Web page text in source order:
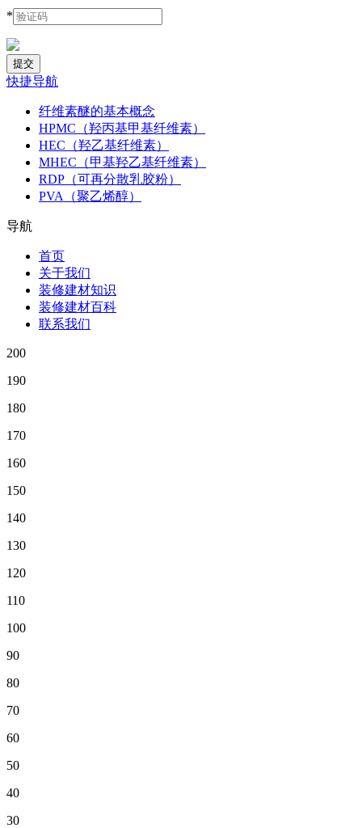
*
快捷导航
纤维素醚的基本概念
HPMC（羟丙基甲基纤维素）
HEC（羟乙基纤维素）
MHEC（甲基羟乙基纤维素）
RDP（可再分散乳胶粉）
PVA（聚乙烯醇）
导航
首页
关于我们
装修建材知识
装修建材百科
联系我们
200
190
180
170
160
150
140
130
120
110
100
90
80
70
60
50
40
30